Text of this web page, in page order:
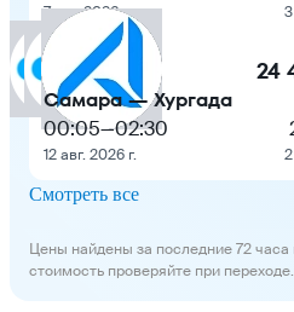
7 авг. 2026 г.
24
Самара — Хургада
00:05—02:30
12 авг. 2026 г.
Смотреть все
Цены найдены за последние 72
стоимость проверяйте при переходе.